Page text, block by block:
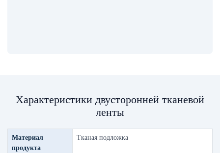
Характеристики двусторонней тканевой
ленты
Материал
продукта
Тканая подложка